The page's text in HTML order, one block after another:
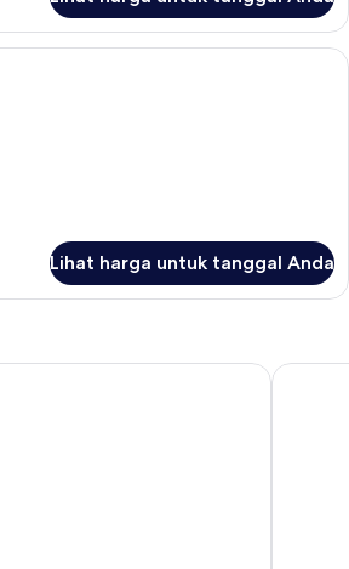
Meja kerja, setrika/meja setrika, Wi-
Lihat harga untuk tanggal Anda
Conference Center Motel 6